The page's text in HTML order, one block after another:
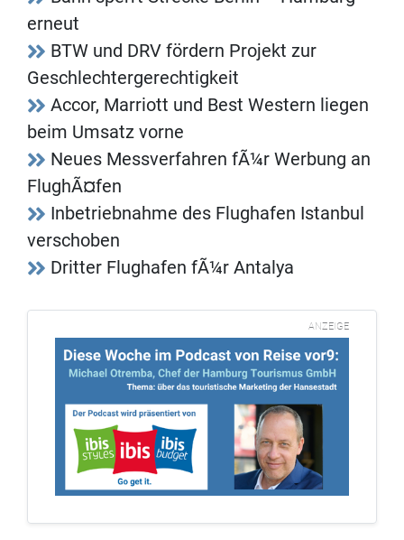
erneut
BTW und DRV fördern Projekt zur
Geschlechtergerechtigkeit
Accor, Marriott und Best Western liegen
beim Umsatz vorne
Neues Messverfahren fÃ¼r Werbung an
FlughÃ¤fen
Inbetriebnahme des Flughafen Istanbul
verschoben
Dritter Flughafen fÃ¼r Antalya
ANZEIGE